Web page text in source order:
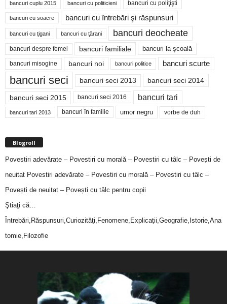
bancuri cuplu 2015 bancuri cu politicieni bancuri cu poliţişti
bancuri cu soacre bancuri cu întrebări şi răspunsuri
bancuri cu ţigani bancuri cu ţărani bancuri deocheate
bancuri despre femei bancuri familiale bancuri la şcoală
bancuri misogine bancuri noi bancuri politice bancuri scurte
bancuri seci bancuri seci 2013 bancuri seci 2014
bancuri seci 2015 bancuri seci 2016 bancuri tari
bancuri tari 2013 bancuri în familie umor negru vorbe de duh
Blogroll
Povestiri adevărate – Povestiri cu morală – Povestiri cu tâlc – Povești de
neuitat Povestiri adevărate – Povestiri cu morală – Povestiri cu tâlc –
Povești de neuitat – Povești cu tâlc pentru copii
Ştiaţi că…
Întrebări,Răspunsuri,Curiozităţi,Fenomene,Explicaţii,Geografie,Istorie,Ana
tomie,Filozofie